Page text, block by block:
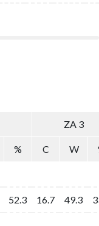
ZA 3
% C W
52.3 16.7 49.3
ZA 3
% C W
52.3 16.7 49.3